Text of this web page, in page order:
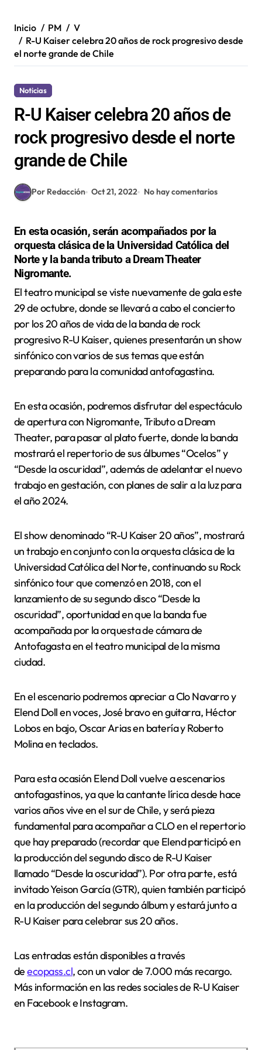
Inicio PM
V
R-U Kaiser celebra 20 años de rock progresivo desde
el norte grande de Chile
Noticias
R-U Kaiser celebra 20 años de
rock progresivo desde el norte
grande de Chile
Por Redacción Oct 21, 2022 No hay comentarios
En esta ocasión, serán acompañados por la
orquesta clásica de la Universidad Católica del
Norte y la banda tributo a Dream Theater
Nigromante.
El teatro municipal se viste nuevamente de gala este
29 de octubre, donde se llevará a cabo el concierto
por los 20 años de vida de la banda de rock
progresivo R-U Kaiser, quienes presentarán un show
sinfónico con varios de sus temas que están
preparando para la comunidad antofagastina.
En esta ocasión, podremos disfrutar del espectáculo
de apertura con Nigromante, Tributo a Dream
Theater, para pasar al plato fuerte, donde la banda
mostrará el repertorio de sus álbumes “Ocelos” y
“Desde la oscuridad”, además de adelantar el nuevo
trabajo en gestación, con planes de salir a la luz para
el año 2024.
El show denominado “R-U Kaiser 20 años”, mostrará
un trabajo en conjunto con la orquesta clásica de la
Universidad Católica del Norte, continuando su Rock
sinfónico tour que comenzó en 2018, con el
lanzamiento de su segundo disco “Desde la
oscuridad”, oportunidad en que la banda fue
acompañada por la orquesta de cámara de
Antofagasta en el teatro municipal de la misma
ciudad.
En el escenario podremos apreciar a Clo Navarro y
Elend Doll en voces, José bravo en guitarra, Héctor
Lobos en bajo, Oscar Arias en batería y Roberto
Molina en teclados.
Para esta ocasión Elend Doll vuelve a escenarios
antofagastinos, ya que la cantante lírica desde hace
varios años vive en el sur de Chile, y será pieza
fundamental para acompañar a CLO en el repertorio
que hay preparado (recordar que Elend participó en
la producción del segundo disco de R-U Kaiser
llamado “Desde la oscuridad”). Por otra parte, está
invitado Yeison García (GTR), quien también participó
en la producción del segundo álbum y estará junto a
R-U Kaiser para celebrar sus 20 años.
Las entradas están disponibles a través
deecopass.cl, con un valor de 7.000 más recargo.
Más información en las redes sociales de R-U Kaiser
en Facebook e Instagram.